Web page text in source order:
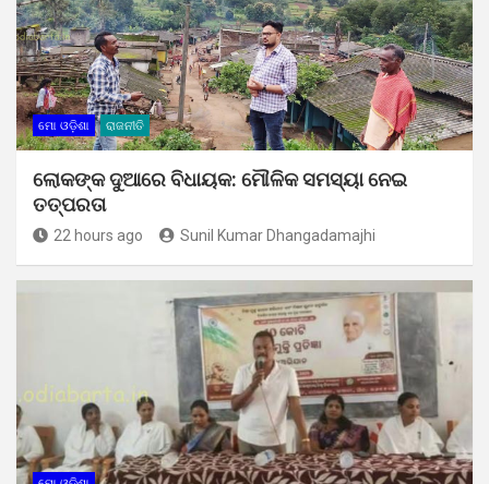
ମୋ ଓଡ଼ିଶା ରାଜନୀତି
ଲୋକଙ୍କ ଦୁଆରେ ବିଧାୟକ: ମୌଳିକ ସମସ୍ୟା ନେଇ
ତତ୍ପରତା
22 hours ago Sunil Kumar Dhangadamajhi